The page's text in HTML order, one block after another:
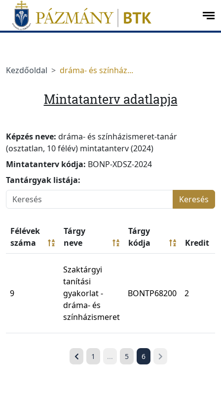
Ugrás a menüre
Ugrás a tartalomra
Kezdőoldal dráma- és színház...
Mintatanterv adatlapja
Képzés neve: dráma- és színházismeret-tanár
(osztatlan, 10 félév) mintatanterv (2024)
Mintatanterv kódja: BONP-XDSZ-2024
Tantárgyak listája:
Keresés
Félévek
száma
Tárgy
neve
Tárgy
kódja
Kredit
9
Szaktárgyi
tanítási
gyakorlat -
dráma- és
színházismeret
BONTP68200 2
1 ... 5 6